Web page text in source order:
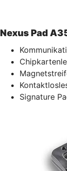
Nexus Pad
Signature